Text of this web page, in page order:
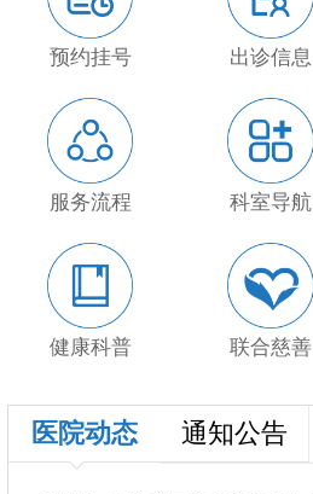
预约挂号 出诊信息
服务流程 科室导航
健康科普 联合慈善
医院动态 通知公告